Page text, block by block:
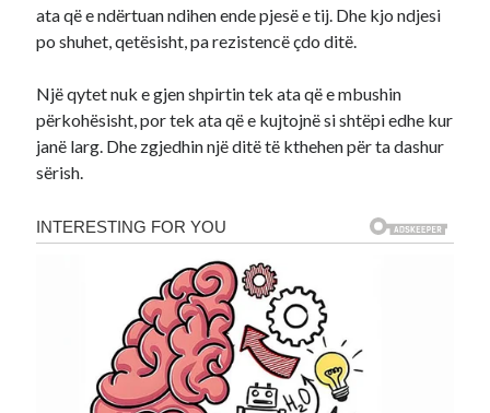
ata që e ndërtuan ndihen ende pjesë e tij. Dhe kjo ndjesi
po shuhet, qetësisht, pa rezistencë çdo ditë.
Një qytet nuk e gjen shpirtin tek ata që e mbushin
përkohësisht, por tek ata që e kujtojnë si shtëpi edhe kur
janë larg. Dhe zgjedhin një ditë të kthehen për ta dashur
sërish.